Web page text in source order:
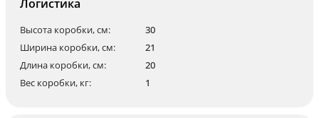
Логистика
Высота коробки, см:
30
Ширина коробки, см:
21
Длина коробки, см:
20
Вес коробки, кг:
1